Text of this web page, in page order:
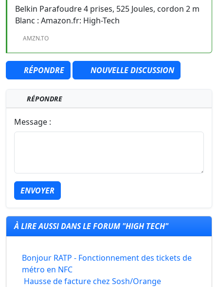
Belkin Parafoudre 4 prises, 525 Joules, cordon 2 m
Blanc : Amazon.fr: High-Tech
AMZN.TO
RÉPONDRE NOUVELLE DISCUSSION
RÉPONDRE
Message :
ENVOYER
À LIRE AUSSI DANS LE FORUM "HIGH TECH"
Bonjour RATP - Fonctionnement des tickets de
métro en NFC
Hausse de facture chez Sosh/Orange